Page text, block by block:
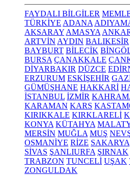
FAYDALI BİLGİLER
TÜRKİYE ADANA
AKSARAY AMASYA
ARTVİN AYDIN BALIKESİR
BAYBURT BİLECİK
BURSA ÇANAKKALE
DİYARBAKIR DÜZCE
ERZURUM ESKİŞEHİR
GÜMÜŞHANE HAKKARİ
İSTANBUL İZMİR
KARAMAN KARS
KIRIKKALE KIRKLARELİ
KONYA KÜTAHYA
MERSİN MUĞLA MUŞ
OSMANİYE RİZE SAKARYA
SİVAS ŞANLIURFA ŞIRNAK
TRABZON TUNCELİ UŞAK
ZONGULDAK